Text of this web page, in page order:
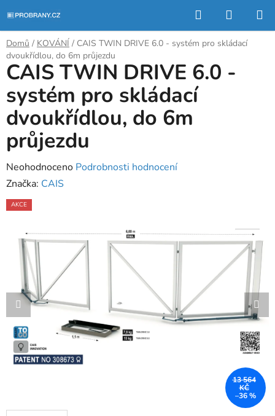
na
obsah
Hledat
KOŠÍK
Domů / KOVÁNÍ / CAIS TWIN DRIVE 6.0 - systém pro skládací
dvoukřídlou, do 6m průjezdu
CAIS TWIN DRIVE 6.0 -
systém pro skládací
dvoukřídlou, do 6m
průjezdu
Průměrné
hodnocení
produktu
hvězdiček.
Neohodnoceno Podrobnosti hodnocení
Značka: CAIS
AKCE
13 564
KČ
–36 %